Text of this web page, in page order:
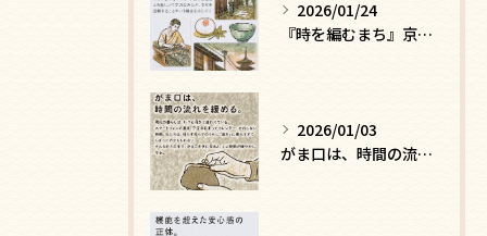
2026/01/24
『時を編むまち』京都ー日常にひそむ、静かな贅沢
2026/01/03
がま口は、時間の流れを緩める